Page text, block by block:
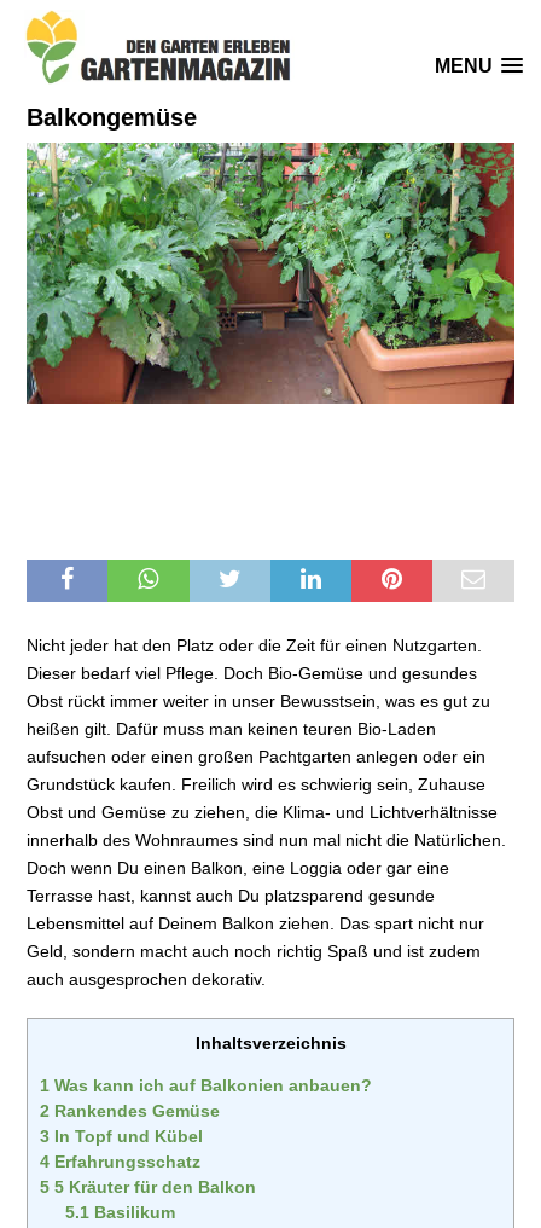
MENU
Balkongemüse
Nicht jeder hat den Platz oder die Zeit für einen Nutzgarten.
Dieser bedarf viel Pflege. Doch Bio-Gemüse und gesundes
Obst rückt immer weiter in unser Bewusstsein, was es gut zu
heißen gilt. Dafür muss man keinen teuren Bio-Laden
aufsuchen oder einen großen Pachtgarten anlegen oder ein
Grundstück kaufen. Freilich wird es schwierig sein, Zuhause
Obst und Gemüse zu ziehen, die Klima- und Lichtverhältnisse
innerhalb des Wohnraumes sind nun mal nicht die Natürlichen.
Doch wenn Du einen Balkon, eine Loggia oder gar eine
Terrasse hast, kannst auch Du platzsparend gesunde
Lebensmittel auf Deinem Balkon ziehen. Das spart nicht nur
Geld, sondern macht auch noch richtig Spaß und ist zudem
auch ausgesprochen dekorativ.
Inhaltsverzeichnis
1 Was kann ich auf Balkonien anbauen?
2 Rankendes Gemüse
3 In Topf und Kübel
4 Erfahrungsschatz
5 5 Kräuter für den Balkon
5.1Basilikum